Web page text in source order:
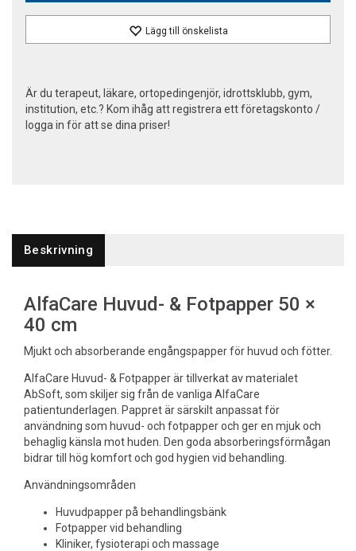
Lägg till önskelista
Är du terapeut, läkare, ortopedingenjör, idrottsklubb, gym,
institution, etc.? Kom ihåg att registrera ett företagskonto /
logga in för att se dina priser!
Beskrivning
AlfaCare Huvud- & Fotpapper 50 ×
40 cm
Mjukt och absorberande engångspapper för huvud och fötter.
AlfaCare Huvud- & Fotpapper är tillverkat av materialet
AbSoft, som skiljer sig från de vanliga AlfaCare
patientunderlagen. Pappret är särskilt anpassat för
användning som huvud- och fotpapper och ger en mjuk och
behaglig känsla mot huden. Den goda absorberingsförmågan
bidrar till hög komfort och god hygien vid behandling.
Användningsområden
Huvudpapper på behandlingsbänk
Fotpapper vid behandling
Kliniker, fysioterapi och massage